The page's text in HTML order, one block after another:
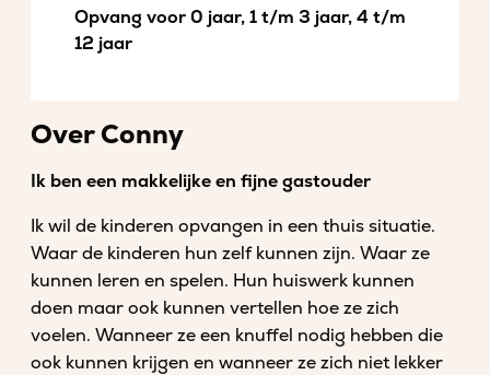
Opvang voor 0 jaar, 1 t/m 3 jaar, 4 t/m
12 jaar
Over Conny
Ik ben een makkelijke en fijne gastouder
Ik wil de kinderen opvangen in een thuis situatie.
Waar de kinderen hun zelf kunnen zijn. Waar ze
kunnen leren en spelen. Hun huiswerk kunnen
doen maar ook kunnen vertellen hoe ze zich
voelen. Wanneer ze een knuffel nodig hebben die
ook kunnen krijgen en wanneer ze zich niet lekker